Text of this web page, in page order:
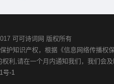
可可诗词网 版权所有
护知识产权，根据《信息网络传播权
利,请在一个月内通知我们，我们会及
号-1